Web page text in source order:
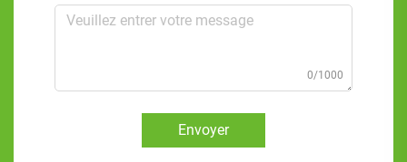
0/1000
Envoyer